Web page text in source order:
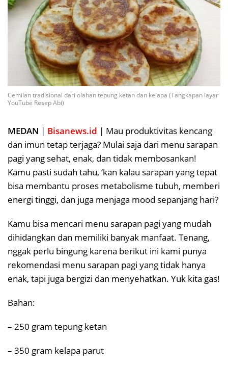
Cemilan tradisional dari olahan tepung ketan dan kelapa (Tangkapan layar
YouTube Resep Abi)
MEDAN | Bisanews.id | Mau produktivitas kencang
dan imun tetap terjaga? Mulai saja dari menu sarapan
pagi yang sehat, enak, dan tidak membosankan!
Kamu pasti sudah tahu, ‘kan kalau sarapan yang tepat
bisa membantu proses metabolisme tubuh, memberi
energi tinggi, dan juga menjaga mood sepanjang hari?
Kamu bisa mencari menu sarapan pagi yang mudah
dihidangkan dan memiliki banyak manfaat. Tenang,
nggak perlu bingung karena berikut ini kami punya
rekomendasi menu sarapan pagi yang tidak hanya
enak, tapi juga bergizi dan menyehatkan. Yuk kita gas!
Bahan:
– 250 gram tepung ketan
– 350 gram kelapa parut